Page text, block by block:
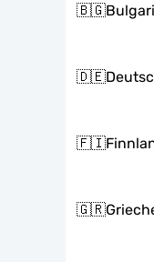
🇧🇬
🇩🇪
🇫🇮
🇬🇷